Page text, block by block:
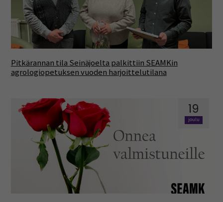
Pitkärannan tila Seinäjoelta palkittiin SEAMKin
agrologiopetuksen vuoden harjoittelutilana
19
joulu